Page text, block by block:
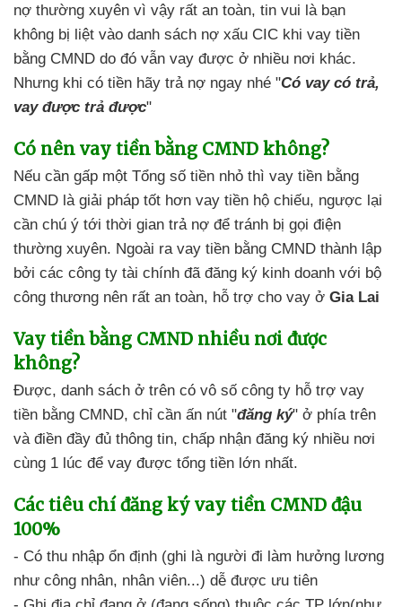
nợ thường xuyên vì vậy rất an toàn, tin vui là bạn
không bị liệt vào danh sách nợ xấu CIC khi vay tiền
bằng CMND do đó vẫn vay được ở nhiều nơi khác.
Nhưng khi có tiền hãy trả nợ ngay nhé "Có vay có trả,
vay được trả được"
Có nên vay tiền bằng CMND không?
Nếu cần gấp một Tổng số tiền nhỏ thì vay tiền bằng
CMND là giải pháp tốt hơn vay tiền hộ chiếu, ngược lại
cần chú ý tới thời gian trả nợ để tránh bị gọi điện
thường xuyên. Ngoài ravay tiền bằng CMND thành lập
bởi các công ty tài chính đã đăng ký kinh doanh với bộ
công thương nên rất an toàn, hỗ trợ cho vay ở Gia Lai
Vay tiền bằng CMND nhiều nơi được
không?
Được, danh sách ở trên có vô số công ty hỗ trợ vay
tiền bằng CMND, chỉ cần ấn nút "đăng ký" ở phía trên
và điền đầy đủ thông tin, chấp nhận đăng ký nhiều nơi
cùng 1 lúc để vay được tổng tiền lớn nhất.
Các tiêu chí đăng ký vay tiền CMND đậu
100%
- Có thu nhập ổn định (ghi là người đi làm hưởng lương
như công nhân, nhân viên...) dễ được ưu tiên